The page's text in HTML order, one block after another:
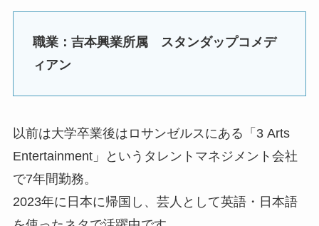
職業：吉本興業所属 スタンダップコメデ
ィアン
以前は大学卒業後はロサンゼルスにある「3 Arts
Entertainment」というタレントマネジメント会社
で7年間勤務。
2023年に日本に帰国し、芸人として英語・日本語